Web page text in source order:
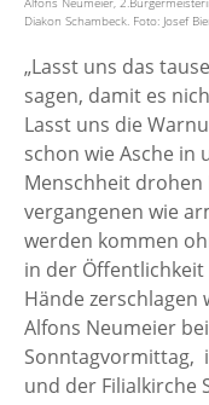
Diakon Schambeck. Foto: Josef
„Lasst uns das
sagen, damit es
Lasst uns die
schon wie Asche in
Menschheit drohen
vergangenen wie
werden kommen
in der
Hände
Alfons Neumeier
Sonntagvormittag,
und der Filialkirche